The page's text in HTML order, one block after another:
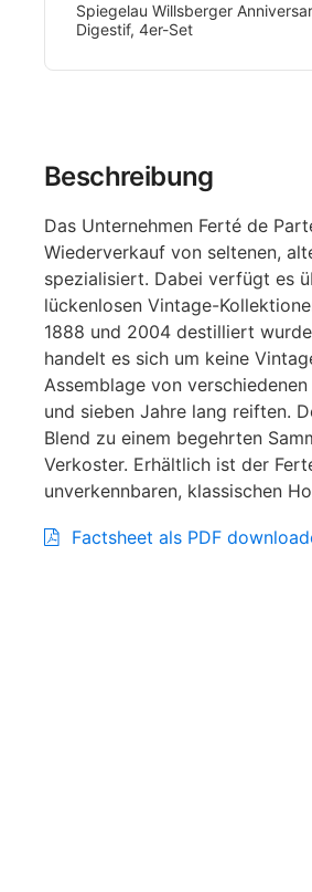
Spiegelau Willsberger
Digestif, 4er-Set
Beschreibung
Das Unternehmen Ferté de
Wiederverkauf von seltenen,
spezialisiert. Dabei verfügt es
lückenlosen Vintage-
1888 und 2004 destilliert
handelt es sich um keine
Assemblage von
und sieben Jahre lang reiften.
Blend zu einem begehrten
Verkoster. Erhältlich ist der
unverkennbaren, klassischen
Factsheet als PDF